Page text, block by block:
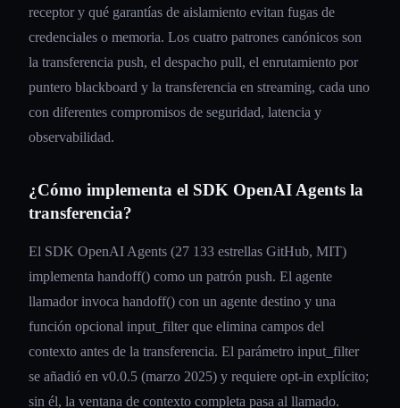
receptor y qué garantías de aislamiento evitan fugas de
credenciales o memoria. Los cuatro patrones canónicos son
la transferencia push, el despacho pull, el enrutamiento por
puntero blackboard y la transferencia en streaming, cada uno
con diferentes compromisos de seguridad, latencia y
observabilidad.
¿Cómo implementa el SDK OpenAI Agents la
transferencia?
El SDK OpenAI Agents (27 133 estrellas GitHub, MIT)
implementa handoff() como un patrón push. El agente
llamador invoca handoff() con un agente destino y una
función opcional input_filter que elimina campos del
contexto antes de la transferencia. El parámetro input_filter
se añadió en v0.0.5 (marzo 2025) y requiere opt-in explícito;
sin él, la ventana de contexto completa pasa al llamado.